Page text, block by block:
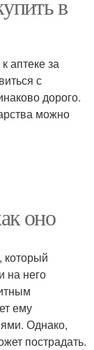
аптеке за
с
дорого.
можно
оно
который
на него
ему
Однако,
пострадать.